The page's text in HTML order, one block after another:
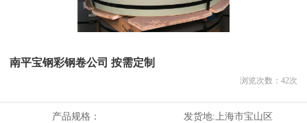
南平宝钢彩钢卷公司 按需定制
浏览次数： 42次
产品规格： 发货地: 上海市宝山区